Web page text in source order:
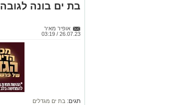
בת ים בונה לגובה
אופיר מאיר
26.07.23 / 03:19
תגים: בת ים מגדלים